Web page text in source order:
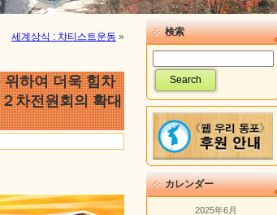
세계상식 : 챠티스트운동 »
하여 더욱 힘차
차전원회의 확대
検索
カレンダー
2025年6月